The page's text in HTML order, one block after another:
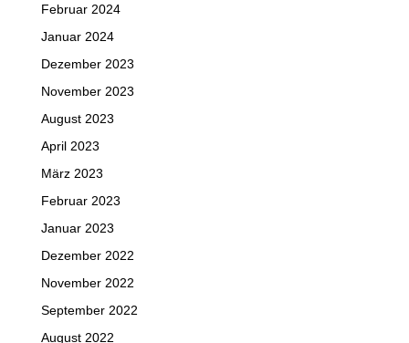
Februar 2024
Januar 2024
Dezember 2023
November 2023
August 2023
April 2023
März 2023
Februar 2023
Januar 2023
Dezember 2022
November 2022
September 2022
August 2022